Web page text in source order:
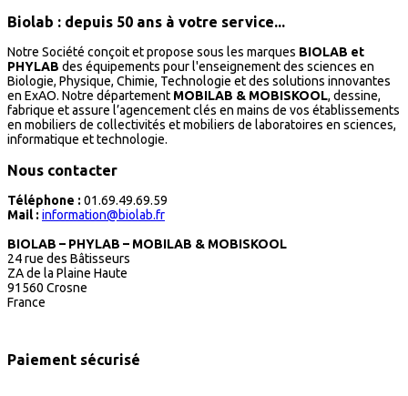
Biolab : depuis 50 ans à votre service...
Notre Société conçoit et propose sous les marques BIOLAB et
PHYLAB des équipements pour l'enseignement des sciences en
Biologie, Physique, Chimie, Technologie et des solutions innovantes
en ExAO. Notre département MOBILAB & MOBISKOOL, dessine,
fabrique et assure l’agencement clés en mains de vos établissements
en mobiliers de collectivités et mobiliers de laboratoires en sciences,
informatique et technologie.
Nous contacter
Téléphone : 01.69.49.69.59
Mail : information@biolab.fr
BIOLAB – PHYLAB – MOBILAB & MOBISKOOL
24 rue des Bâtisseurs
ZA de la Plaine Haute
91560 Crosne
France
Paiement sécurisé